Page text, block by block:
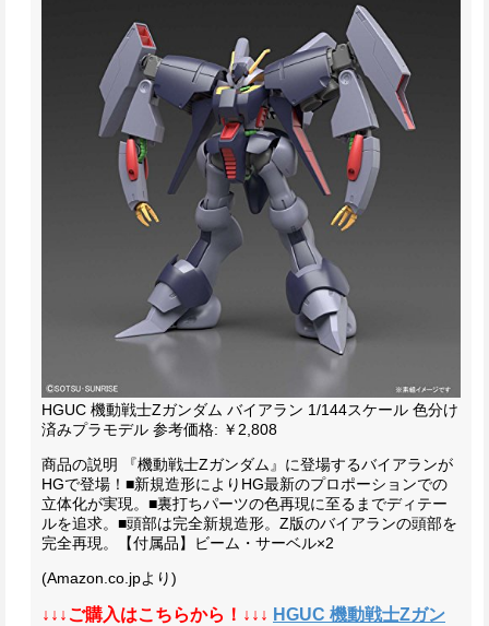
HGUC 機動戦士Zガンダム バイアラン 1/144スケール 色分け
済みプラモデル 参考価格: ￥2,808
商品の説明
『機動戦士Zガンダム』に登場するバイアランが
HGで登場！■新規造形によりHG最新のプロポーションでの
立体化が実現。■裏打ちパーツの色再現に至るまでディテー
ルを追求。■頭部は完全新規造形。Z版のバイアランの頭部を
完全再現。【付属品】ビーム・サーベル×2
(Amazon.co.jpより)
↓↓↓ご購入はこちらから！↓↓↓ HGUC 機動戦士Zガン